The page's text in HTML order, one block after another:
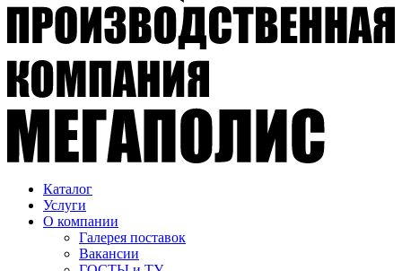
Каталог
Услуги
О компании
Галерея поставок
Вакансии